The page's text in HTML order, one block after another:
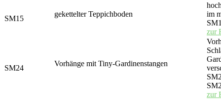
SM15
gekettelter Teppichboden
im
zur
SM24
Vorhänge mit Tiny-Gardinenstangen
zur